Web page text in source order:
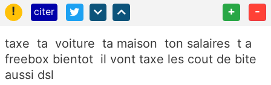
!
citer + -
taxe ta voiture ta maison ton salaires t a
freebox bientot il vont taxe les cout de bite
aussi dsl